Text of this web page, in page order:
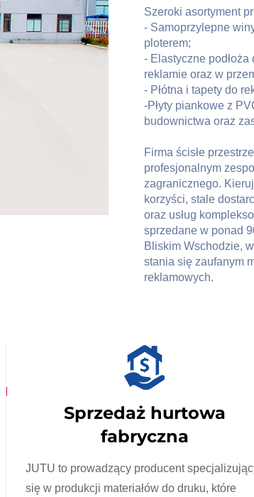
Szeroki asortyment
- Samoprzylepne
ploterem;
- Elastyczne
reklamie oraz w
- Płótna i tapety do
-Płyty piankowe z
budownictwa oraz
Firma ścisłe
profesjonalnym
zagranicznego.
korzyści, stale
oraz usług
sprzedane w ponad
Bliskim Wschodzie,
stania się zaufanym
reklamowych.
Sprzedaż hurtowa
fabryczna
JUTU to prowadzący producent
się w produkcji materiałów do druku, które